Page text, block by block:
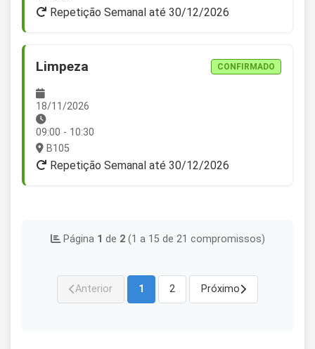
Repetição Semanal até 30/12/2026
Limpeza CONFIRMADO
18/11/2026
09:00 - 10:30
B105
Repetição Semanal até 30/12/2026
Página 1 de 2(1 a 15 de 21 compromissos)
Anterior 1 2 Próximo